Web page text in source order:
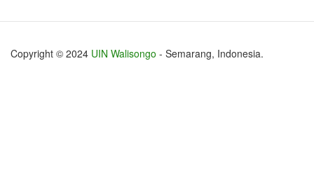
Copyright © 2024 UIN Walisongo - Semarang, Indonesia.